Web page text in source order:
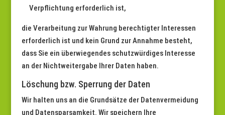
Verpflichtung erforderlich ist,
die Verarbeitung zur Wahrung berechtigter Interessen
erforderlich ist und kein Grund zur Annahme besteht,
dass Sie ein überwiegendes schutzwürdiges Interesse
an der Nichtweitergabe Ihrer Daten haben.
Löschung bzw. Sperrung der Daten
Wir halten uns an die Grundsätze der Datenvermeidung
und Datensparsamkeit. Wir speichern Ihre